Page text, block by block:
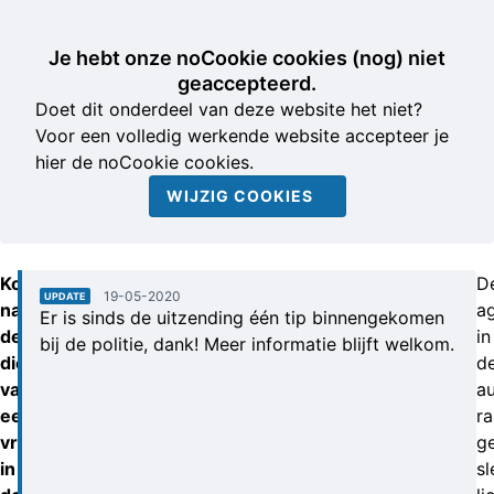
Je hebt onze noCookie cookies (nog) niet
geaccepteerd.
Doet dit onderdeel van deze website het niet?
Voor een volledig werkende website accepteer je
hier de noCookie cookies.
WIJZIG COOKIES
Kort
na
de
diefstal
van
een
vrachtwagen,
in
UPDATE 19-05-2020
Er is sinds de uitzending één tip binnengekomen
bij de politie, dank! Meer informatie blijft welkom.
in